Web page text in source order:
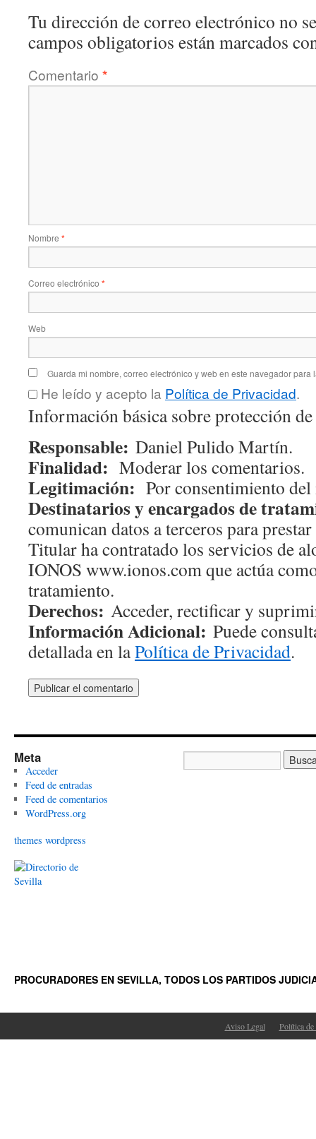
Tu dirección de correo electrónico no
campos obligatorios están marcados
Comentario *
Nombre *
Correo electrónico *
Web
Guarda mi nombre, correo electrónico y web en este navegador para
He leído y acepto la Política de Privacidad.
Información básica sobre protección de
Responsable: Daniel Pulido Martín.
Finalidad: Moderar los comentarios.
Legitimación: Por consentimiento del
Destinatarios y encargados de
comunican datos a terceros para
Titular ha contratado los servicios de
IONOS www.ionos.com que actúa
tratamiento.
Derechos: Acceder, rectificar y
Información Adicional: Puede
detallada en laPolítica de Privacidad.
Meta
Acceder
Feed de entradas
Feed de comentarios
WordPress.org
themes wordpress
PROCURADORES EN SEVILLA, TODOS LOS PARTIDOS
Aviso Legal Política